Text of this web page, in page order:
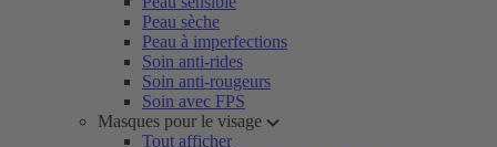
Peau sèche
Peau à imperfections
Soin anti-rides
Soin anti-rougeurs
Soin avec FPS
Masques pour le visage
Tout afficher